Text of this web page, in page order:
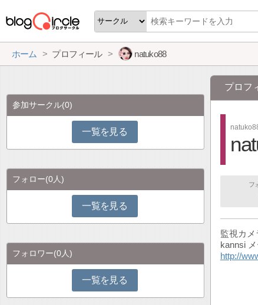
ホーム プロフィール natuko88
プロフ
フ
監視カ
kannsi
http://
参加サークル(0)
一覧を見る
フォロー(0人)
一覧を見る
フォロワー(0人)
一覧を見る